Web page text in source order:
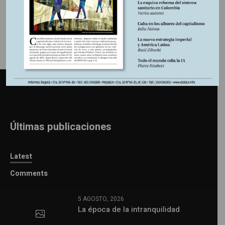
Últimas publicaciones
Latest
Comments
5 AGOSTO, 2026
La época de la intranquilidad